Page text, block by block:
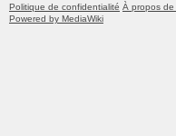
Politique de confidentialité À propos de
Powered by MediaWiki